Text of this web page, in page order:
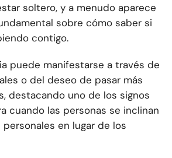
soltero, y a menudo aparece
sobre cómo saber si
contigo.
puede manifestarse a través de
o del deseo de pasar más
destacando uno de los signos
cuando las personas se inclinan
en lugar de los